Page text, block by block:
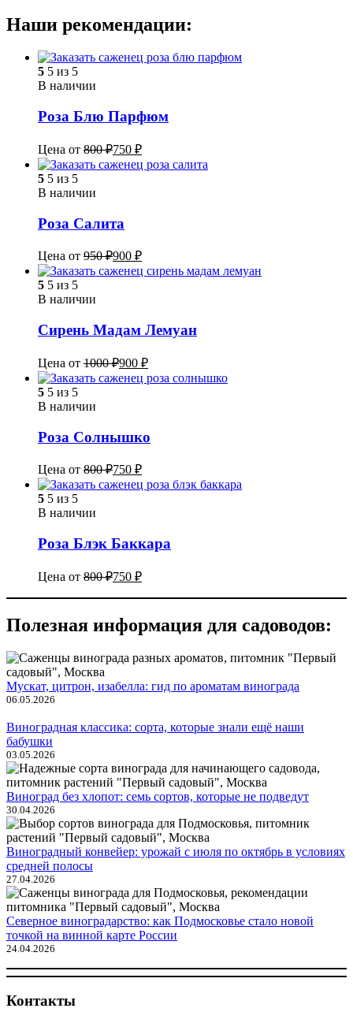
Наши рекомендации:
5 5 из 5
В наличии
Роза Блю Парфюм
Цена от 800₽750 ₽
5 5 из 5
В наличии
Роза Салита
Цена от 950₽900 ₽
5 5 из 5
В наличии
Сирень Мадам Лемуан
Цена от 1000₽900 ₽
5 5 из 5
В наличии
Роза Солнышко
Цена от 800₽750 ₽
5 5 из 5
В наличии
Роза Блэк Баккара
Цена от 800₽750 ₽
Полезная информация для садоводов:
Мускат, цитрон, изабелла: гид по ароматам винограда
06.05.2026
Виноградная классика: сорта, которые знали ещё наши
бабушки
03.05.2026
Виноград без хлопот: семь сортов, которые не подведут
30.04.2026
Виноградный конвейер: урожай с июля по октябрь в условиях
средней полосы
27.04.2026
Северное виноградарство: как Подмосковье стало новой
точкой на винной карте России
24.04.2026
Контакты